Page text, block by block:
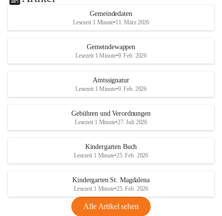
Gemeindedaten
Lesezeit 1 Minute•11. März 2026
Gemeindewappen
Lesezeit 1 Minute•9. Feb. 2026
Amtssignatur
Lesezeit 1 Minute•9. Feb. 2026
Gebühren und Verordnungen
Lesezeit 1 Minute•27. Juli 2026
Kindergarten Buch
Lesezeit 1 Minute•25. Feb. 2026
Kindergarten St. Magdalena
Lesezeit 1 Minute•25. Feb. 2026
Alle Artikel sehen